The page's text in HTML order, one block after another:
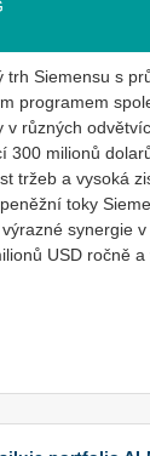
trh Sie­men­su s
pro­gra­mem
růz­ných
mi­li­o­nů
tržeb a vy­so­ká
toky
sy­ner­gie
USD ročně